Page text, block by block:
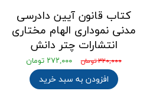
کتاب قانون آیین دادرسی
مدنی نموداری الهام مختاری
انتشارات چتر دانش
۳۲۰,۰۰۰ تومان ۲۷۲,۰۰۰ تومان
افزودن به سبد خرید